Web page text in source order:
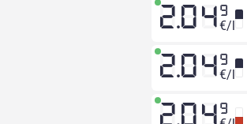
2.04 9
€/l
2.04 9
€/l
2.04 9